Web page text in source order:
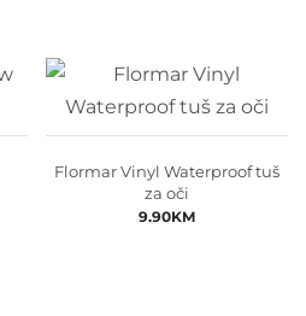
Flormar Vinyl Waterproof tuš
za oči
9.90KM